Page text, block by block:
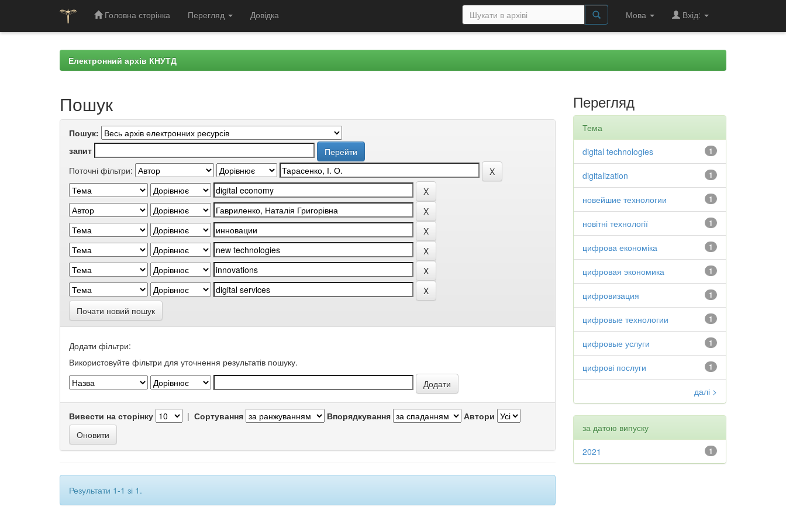
Головна сторінка Перегляд Довідка Мова Вхід:
Електронний архів КНУТД
Пошук
Пошук:
запит
Поточні фільтри:
Почати новий пошук
Додати фільтри:
Використовуйте фільтри для уточнення результатів пошуку.
Вивести на сторінку | Сортування Впорядкування Автори
Результати 1-1 зі 1.
Перегляд
Тема
1
digital technologies
1
digitalization
1
новейшие технологии
1
новітні технології
1
цифрова економіка
1
цифровая экономика
1
цифровизация
1
цифровые технологии
1
цифровые услуги
1
цифрові послуги
далі >
за датою випуску
1
2021